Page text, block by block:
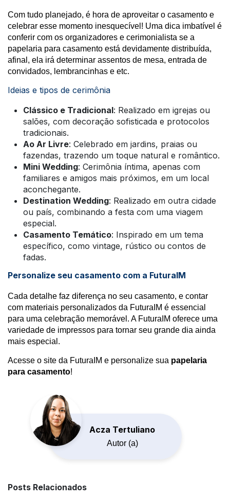
Com tudo planejado, é hora de aproveitar o casamento e
celebrar esse momento inesquecível! Uma dica imbatível é
conferir com os organizadores e cerimonialista se a
papelaria para casamento está devidamente distribuída,
afinal, ela irá determinar assentos de mesa, entrada de
convidados, lembrancinhas e etc.
Ideias e tipos de cerimônia
Clássico e Tradicional: Realizado em igrejas ou
salões, com decoração sofisticada e protocolos
tradicionais.
Ao Ar Livre: Celebrado em jardins, praias ou
fazendas, trazendo um toque natural e romântico.
Mini Wedding: Cerimônia íntima, apenas com
familiares e amigos mais próximos, em um local
aconchegante.
Destination Wedding: Realizado em outra cidade
ou país, combinando a festa com uma viagem
especial.
Casamento Temático: Inspirado em um tema
específico, como vintage, rústico ou contos de
fadas.
Personalize seu casamento com a FuturaIM
Cada detalhe faz diferença no seu casamento, e contar
com materiais personalizados da FuturaIM é essencial
para uma celebração memorável. A FuturaIM oferece uma
variedade de impressos para tornar seu grande dia ainda
mais especial.
Acesse o site da FuturaIM e personalize sua papelaria
para casamento!
Acza Tertuliano
Autor (a)
Posts Relacionados